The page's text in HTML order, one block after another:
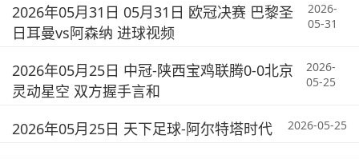
2026年05月31日 05月31日 欧冠决赛 巴黎圣
日耳曼vs阿森纳 进球视频
2026-
05-31
2026年05月25日 中冠-陕西宝鸡联腾0-0北京
灵动星空 双方握手言和
2026-
05-25
2026年05月25日 天下足球-阿尔特塔时代 2026-05-25